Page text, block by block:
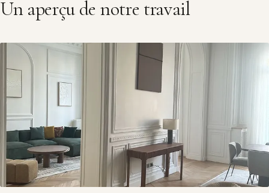
Un aperçu de notre travail